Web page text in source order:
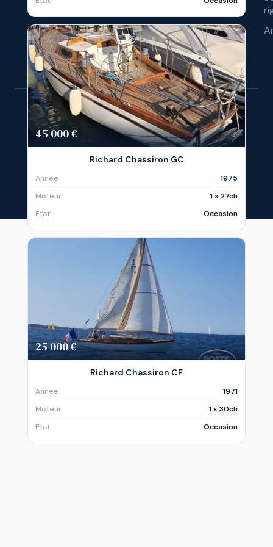
45 000 €
Richard Chassiron GC
Annee
1975
Moteur
1 x 27ch
Etat
Occasion
25 000 €
Richard Chassiron CF
Annee
1971
Moteur
1 x 30ch
Etat
Occasion